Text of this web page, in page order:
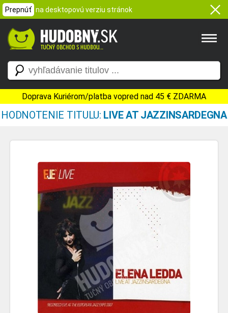
Prepnúť na desktopovú verziu stránok
Doprava Kuriérom/platba vopred nad 45 € ZDARMA
HODNOTENIE TITULU: LIVE AT JAZZINSARDEGNA